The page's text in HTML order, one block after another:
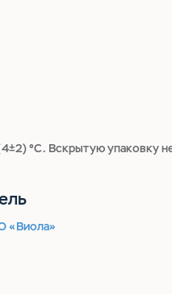
°С. Вскрытую упаковку
«Виола»